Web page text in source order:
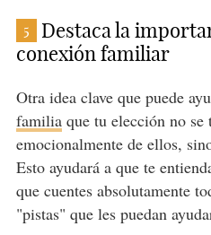
5
Destaca la
conexión familiar
Otra idea clave que puede
familiaque tu elección no se
emocionalmente de ellos,
Esto ayudará a que te
que cuentes absolutamente
"pistas" que les puedan